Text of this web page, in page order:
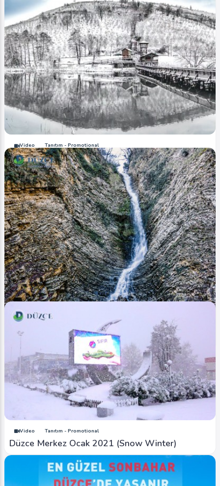
Video Tanıtım - Promotional
Efteni Gölü (Kar Kış / Snow Winter)
Harmankaya Şelalesi (Harmankaya Waterfall)
Video Tanıtım - Promotional
Düzce Merkez Ocak 2021 (Snow Winter)